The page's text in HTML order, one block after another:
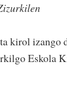
kirol izango
Eskola